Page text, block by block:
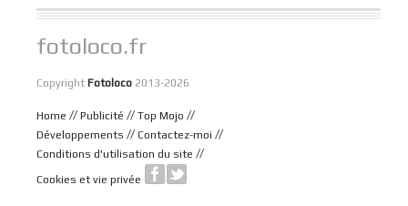
fotoloco.fr
Copyright Fotoloco 2013-2026
Home // Publicité // Top Mojo //
Développements // Contactez-moi //
Conditions d'utilisation du site //
Cookies et vie privée